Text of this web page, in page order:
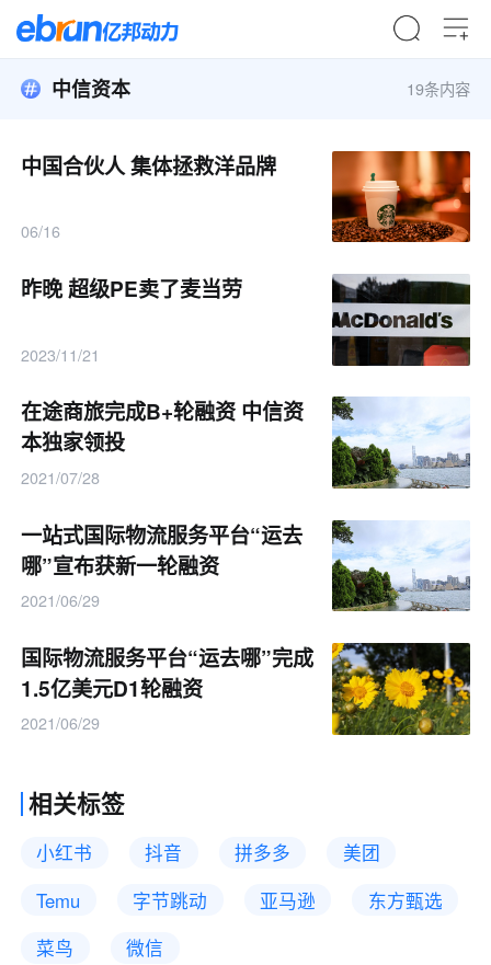
中信资本 19条内容
中国合伙人 集体拯救洋品牌
06/16
昨晚 超级PE卖了麦当劳
2023/11/21
在途商旅完成B+轮融资 中信资
本独家领投
2021/07/28
一站式国际物流服务平台“运去
哪”宣布获新一轮融资
2021/06/29
国际物流服务平台“运去哪”完成
1.5亿美元D1轮融资
2021/06/29
相关标签
小红书 抖音 拼多多
美团
Temu
字节跳动 亚马逊
东方甄选
菜鸟
微信